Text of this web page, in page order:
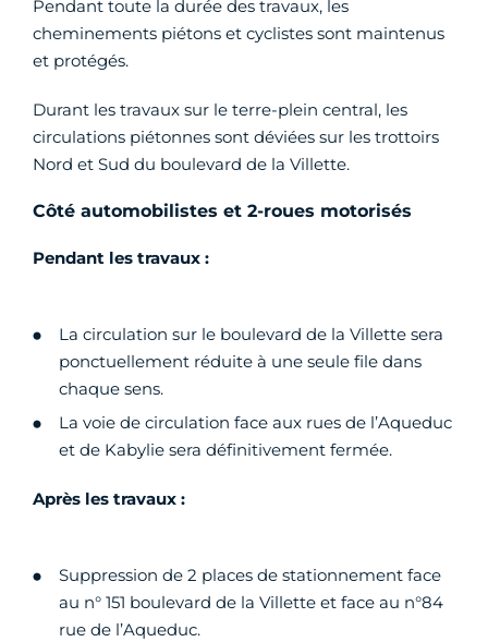
Pendant toute la durée des travaux, les
cheminements piétons et cyclistes sont maintenus
et protégés.
Durant les travaux sur le terre-plein central, les
circulations piétonnes sont déviées sur les trottoirs
Nord et Sud du boulevard de la Villette.
Côté automobilistes et 2-roues motorisés
Pendant les travaux :
La circulation sur le boulevard de la Villette sera
ponctuellement réduite à une seule file dans
chaque sens.
La voie de circulation face aux rues de l’Aqueduc
et de Kabylie sera définitivement fermée.
Après les travaux :
Suppression de 2 places de stationnement face
au n° 151 boulevard de la Villette et face au n°84
rue de l’Aqueduc.